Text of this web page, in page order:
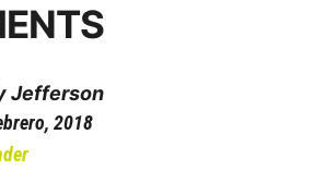
Jefferson
2018